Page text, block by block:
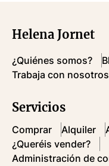
Helena Jornet
¿Quiénes somos?
Trabaja con nosotros
Servicios
Comprar Alquiler
¿Queréis vender?
Administración de